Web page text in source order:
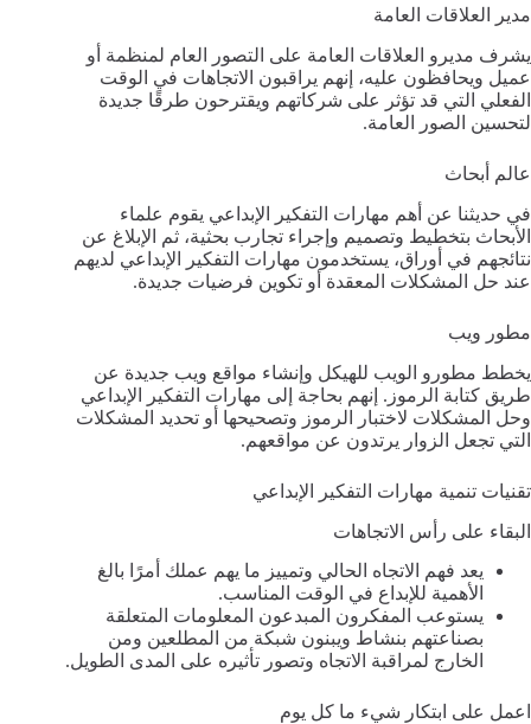
مدير العلاقات العامة
يشرف مديرو العلاقات العامة على التصور العام لمنظمة أو
عميل ويحافظون عليه، إنهم يراقبون الاتجاهات في الوقت
الفعلي التي قد تؤثر على شركاتهم ويقترحون طرقًا جديدة
لتحسين الصور العامة.
عالم أبحاث
في حديثنا عن أهم مهارات التفكير الإبداعي يقوم علماء
الأبحاث بتخطيط وتصميم وإجراء تجارب بحثية، ثم الإبلاغ عن
نتائجهم في أوراق، يستخدمون مهارات التفكير الإبداعي لديهم
عند حل المشكلات المعقدة أو تكوين فرضيات جديدة.
مطور ويب
يخطط مطورو الويب للهيكل وإنشاء مواقع ويب جديدة عن
طريق كتابة الرموز. إنهم بحاجة إلى مهارات التفكير الإبداعي
وحل المشكلات لاختبار الرموز وتصحيحها أو تحديد المشكلات
التي تجعل الزوار يرتدون عن مواقعهم.
تقنيات تنمية مهارات التفكير الإبداعي
البقاء على رأس الاتجاهات
يعد فهم الاتجاه الحالي وتمييز ما يهم عملك أمرًا بالغ
الأهمية للإبداع في الوقت المناسب.
يستوعب المفكرون المبدعون المعلومات المتعلقة
بصناعتهم بنشاط ويبنون شبكة من المطلعين ومن
الخارج لمراقبة الاتجاه وتصور تأثيره على المدى الطويل.
اعمل على ابتكار شيء ما كل يوم